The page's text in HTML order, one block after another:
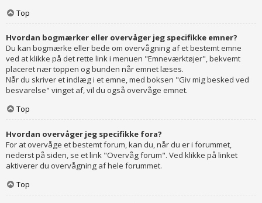
Top
Hvordan bogmærker eller overvåger jeg specifikke emner?
Du kan bogmærke eller bede om overvågning af et bestemt emne
ved at klikke på det rette link i menuen "Emneværktøjer", bekvemt
placeret nær toppen og bunden når emnet læses.
Når du skriver et indlæg i et emne, med boksen "Giv mig besked ved
besvarelse" vinget af, vil du også overvåge emnet.
Top
Hvordan overvåger jeg specifikke fora?
For at overvåge et bestemt forum, kan du, når du er i forummet,
nederst på siden, se et link "Overvåg forum". Ved klikke på linket
aktiverer du overvågning af hele forummet.
Top